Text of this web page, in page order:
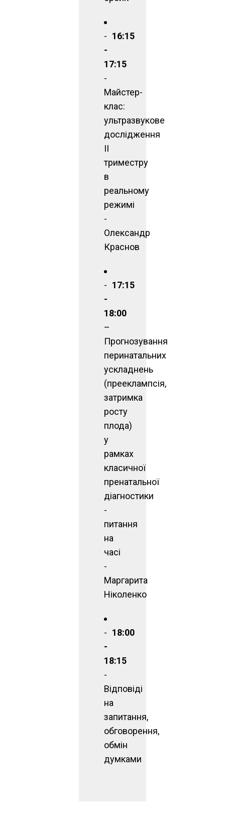
16:15
-
17:15
-
Майстер-
клас:
ультразвукове
дослідження
ІІ
триместру
в
реальному
режимі
-
Олександр
Краснов
17:15
-
18:00
–
Прогнозування
перинатальних
ускладнень
(прееклампсія,
затримка
росту
плода)
у
рамках
класичної
пренатальної
діагностики
-
питання
на
часі
-
Маргарита
Ніколенко
18:00
-
18:15
-
Відповіді
на
запитання,
обговорення,
обмін
думками